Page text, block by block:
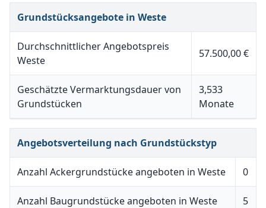
Grundstücksangebote in Weste
Durchschnittlicher Angebotspreis
Weste
57.500,00 €
Geschätzte Vermarktungsdauer von
Grundstücken
3,533
Monate
Angebotsverteilung nach Grundstückstyp
Anzahl Ackergrundstücke angeboten in Weste 0
Anzahl Baugrundstücke angeboten in Weste 5